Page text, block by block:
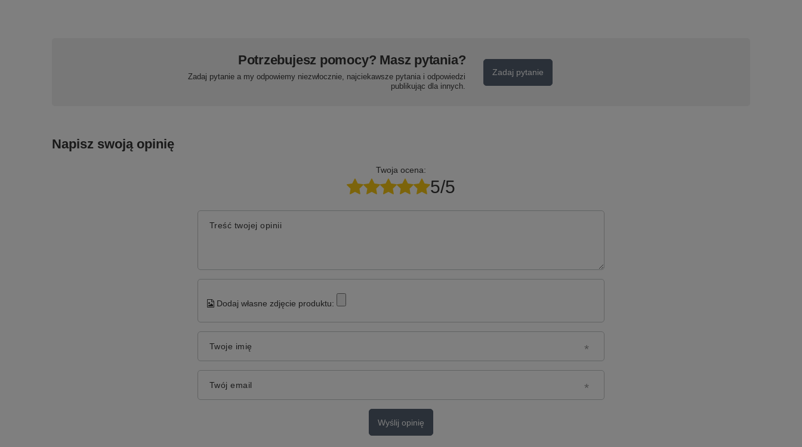
Potrzebujesz pomocy? Masz pytania?
Zadaj pytanie a my odpowiemy niezwłocznie, najciekawsze pytania i odpowiedzi
publikując dla innych.
Zadaj pytanie
Napisz swoją opinię
Twoja ocena:
5/5
Treść twojej opinii
Dodaj własne zdjęcie produktu:
Twoje imię
Twój email
Wyślij opinię